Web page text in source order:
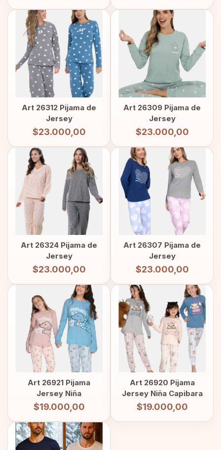
Art 26312 Pijama de
Jersey
$23.000,00
Art 26309 Pijama de
Jersey
$23.000,00
Art 26324 Pijama de
Jersey
$23.000,00
Art 26307 Pijama de
Jersey
$23.000,00
Art 26921 Pijama
Jersey Niña
$19.000,00
Art 26920 Pijama
Jersey Niña Capibara
$19.000,00